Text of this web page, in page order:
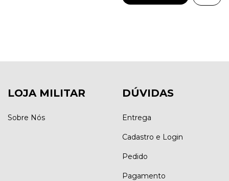
LOJA MILITAR
Sobre Nós
DÚVIDAS
Entrega
Cadastro e Login
Pedido
Pagamento